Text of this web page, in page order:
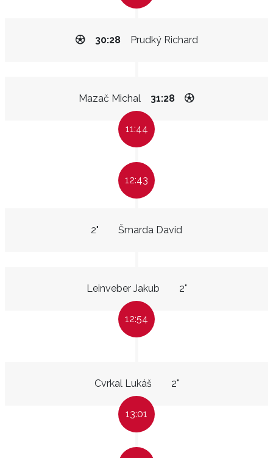
Prudký Richard
30:28
Mazač Michal 31:28
11:44
12:43
Šmarda David
2"
Leinveber Jakub 2"
12:54
Cvrkal Lukáš 2"
13:01